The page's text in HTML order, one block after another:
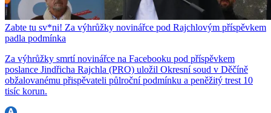
Zabte tu sv*ni! Za výhrůžky novinářce pod Rajchlovým příspěvkem
padla podmínka
Za výhrůžky smrtí novinářce na Facebooku pod příspěvkem
poslance Jindřicha Rajchla (PRO) uložil Okresní soud v Děčíně
obžalovanému přispěvateli půlroční podmínku a peněžitý trest 10
tisíc korun.